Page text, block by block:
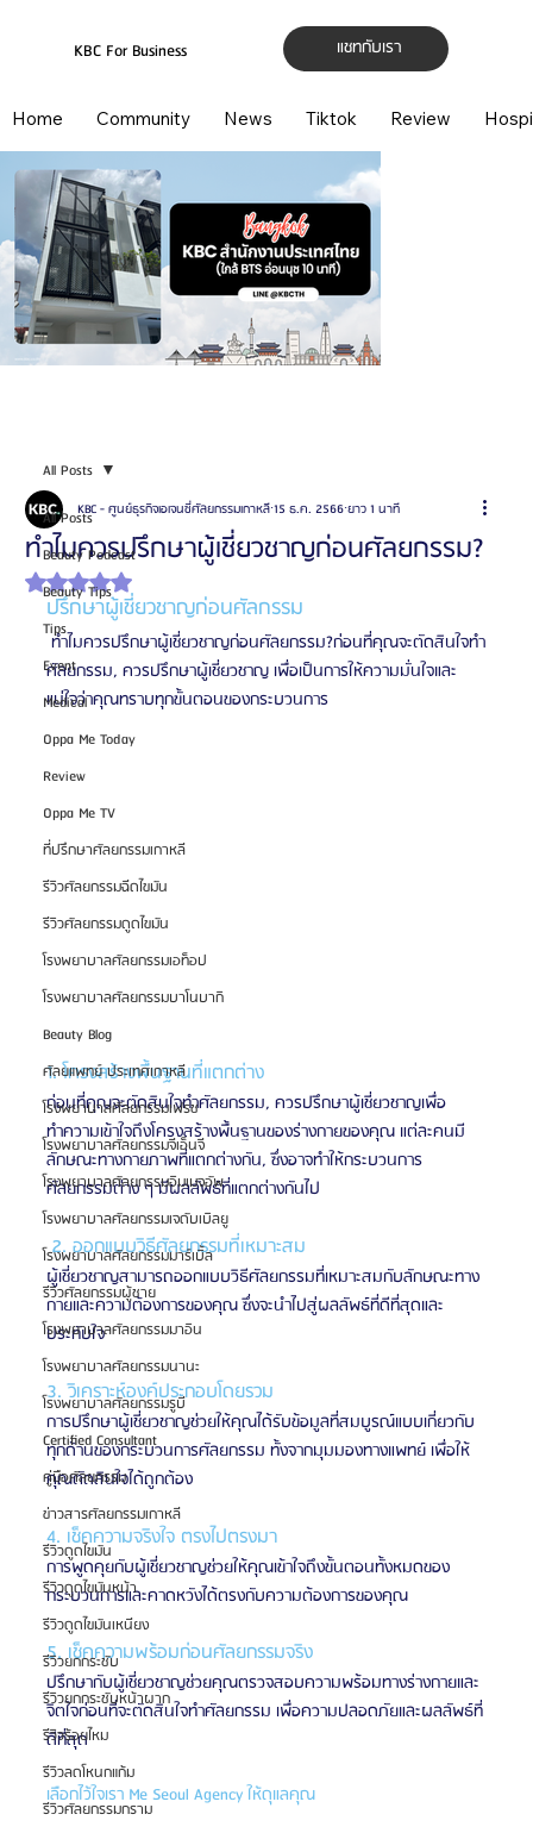
แชทกับเรา
KBC For Business
Home Community News Tiktok Review
All Posts
Beauty Podcast
Beauty Tips
Tips
Event
Medical
Oppa Me Today
Review
Oppa Me TV
ที่ปรึกษาศัลยกรรมเกาหลี
รีวิวศัลยกรรมฉีดไขมัน
รีวิวศัลยกรรมดูดไขมัน
โรงพยาบาลศัลยกรรมเอท็อป
โรงพยาบาลศัลยกรรมบาโนบากิ
Beauty Blog
ศัลยแพทย์ ประเทศเกาหลี
โรงพยาบาลศัลยกรรมเฟรช
โรงพยาบาลศัลยกรรมจีเอ็นจี
โรงพยาบาลศัลยกรรมอิมเมจอัพ
โรงพยาบาลศัลยกรรมเจดับเบิลยู
โรงพยาบาลศัลยกรรมมาร์เบิ้ล
รีวิวศัลยกรรมผู้ชาย
โรงพยาบาลศัลยกรรมมาอิน
โรงพยาบาลศัลยกรรมนานะ
โรงพยาบาลศัลยกรรมรูบี
Certified Consultant
คู่มือศัลยกรรม
ข่าวสารศัลยกรรมเกาหลี
รีวิวดูดไขมัน
รีวิวดูดไขมันหน้า
รีวิวดูดไขมันเหนียง
รีวิวยกกระชับ
รีวิวยกกระชับหน้าผาก
รีวิวร้อยไหม
รีวิวลดโหนกแก้ม
รีวิวศัลยกรรมกราม
All Posts
ทำไมควรปรึกษาผู้เชี่ยวชาญก่อนศัลยกรรม?
KBC - ศูนย์ธุรกิจเอเจนซี่ศัลยกรรมเกาหลี15 ธ.ค. 2566ยาว 1 นาที
ได้รับ NaN เต็ม 5 ดาว
ปรึกษาผู้เชี่ยวชาญก่อนศัลกรรม
ทำไมควรปรึกษาผู้เชี่ยวชาญก่อนศัลยกรรม?ก่อนที่คุณจะตัดสินใจทำ
ศัลยกรรม, ควรปรึกษาผู้เชี่ยวชาญ เพื่อเป็นการให้ความมั่นใจและ
แน่ใจว่าคุณทราบทุกขั้นตอนของกระบวนการ
1. โครงสร้างพื้นฐานที่แตกต่าง
ก่อนที่คุณจะตัดสินใจทำศัลยกรรม, ควรปรึกษาผู้เชี่ยวชาญเพื่อ
ทำความเข้าใจถึงโครงสร้างพื้นฐานของร่างกายของคุณ แต่ละคนมี
ลักษณะทางกายภาพที่แตกต่างกัน, ซึ่งอาจทำให้กระบวนการ
ศัลยกรรมต่าง ๆ มีผลลัพธ์ที่แตกต่างกันไป
2. ออกแบบวิธีศัลยกรรมที่เหมาะสม
ผู้เชี่ยวชาญสามารถออกแบบวิธีศัลยกรรมที่เหมาะสมกับลักษณะทาง
กายและความต้องการของคุณ ซึ่งจะนำไปสู่ผลลัพธ์ที่ดีที่สุดและ
ประทับใจ
3. วิเคราะห์องค์ประกอบโดยรวม
การปรึกษาผู้เชี่ยวชาญช่วยให้คุณได้รับข้อมูลที่สมบูรณ์แบบเกี่ยวกับ
ทุกด้านของกระบวนการศัลยกรรม ทั้งจากมุมมองทางแพทย์ เพื่อให้
คุณตัดสินใจได้ถูกต้อง
4. เช็คความจริงใจ ตรงไปตรงมา
การพูดคุยกับผู้เชี่ยวชาญช่วยให้คุณเข้าใจถึงขั้นตอนทั้งหมดของ
กระบวนการและคาดหวังได้ตรงกับความต้องการของคุณ
5. เช็คความพร้อมก่อนศัลยกรรมจริง
ปรึกษากับผู้เชี่ยวชาญช่วยคุณตรวจสอบความพร้อมทางร่างกายและ
จิตใจก่อนที่จะตัดสินใจทำศัลยกรรม เพื่อความปลอดภัยและผลลัพธ์ที่
ดีที่สุด
เลือกไว้ใจเรา Me Seoul Agency ให้ดุแลคุณ